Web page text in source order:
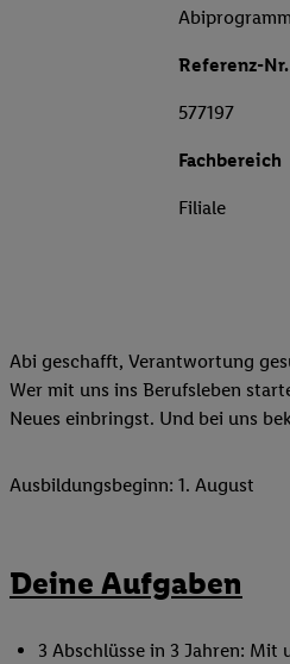
Abiprogramm
Referenz-Nr.
577197
Fachbereich
Filiale
Abi geschafft, Verantwortung
Wer mit uns ins Berufsleben
Neues einbringst. Und bei uns
Ausbildungsbeginn: 1. August
Deine Aufgaben
3 Abschlüsse in 3 Jahren: